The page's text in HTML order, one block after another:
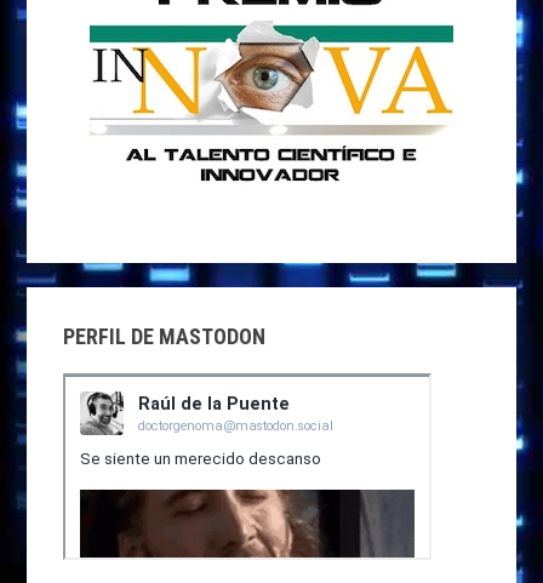
PERFIL DE MASTODON